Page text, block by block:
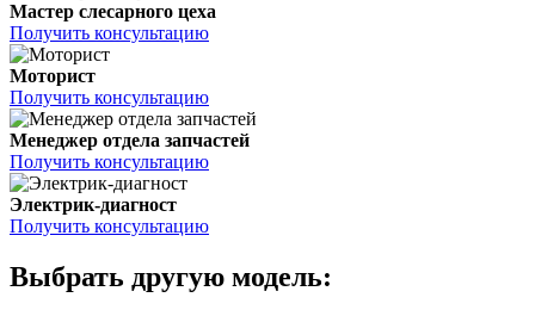
Мастер слесарного цеха
Получить консультацию
Моторист
Получить консультацию
Менеджер отдела запчастей
Получить консультацию
Электрик-диагност
Получить консультацию
Выбрать другую модель: